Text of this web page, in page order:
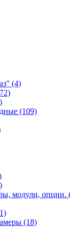
(4)
(109)
модули, опции.
(18)